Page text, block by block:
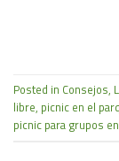
Posted in Consejos,
libre, picnic en el
picnic para grupos